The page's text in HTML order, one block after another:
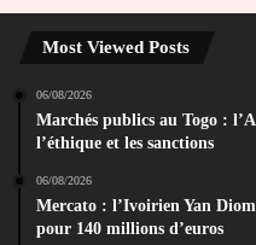
Most Viewed Posts
06/08/2026
Marchés publics au Togo :
l’éthique et les sanctions
06/08/2026
Mercato : l’Ivoirien Yan
pour 140 millions d’euros